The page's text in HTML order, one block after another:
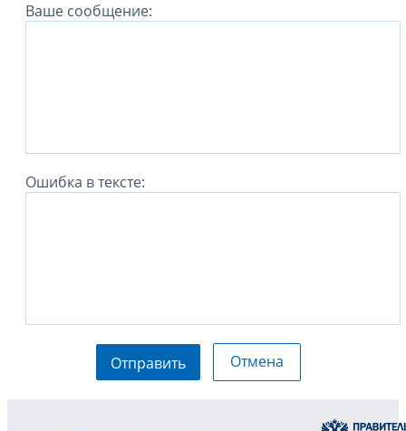
Ваше сообщение:
Ошибка в тексте:
Отправить Отмена